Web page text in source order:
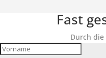
Fast
Durch